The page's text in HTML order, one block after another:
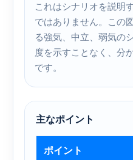
これはシナリオを説明
ではありません。この
る強気、中立、弱気の
度を示すことなく、分
です。
主なポイント
ポイント